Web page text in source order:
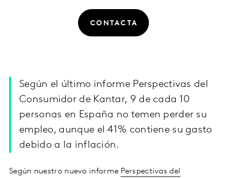
CONTACTA
Según el último informe Perspectivas del
Consumidor de Kantar, 9 de cada 10
personas en España no temen perder su
empleo, aunque el 41% contiene su gasto
debido a la inflación.
Según nuestro nuevo informe Perspectivas del